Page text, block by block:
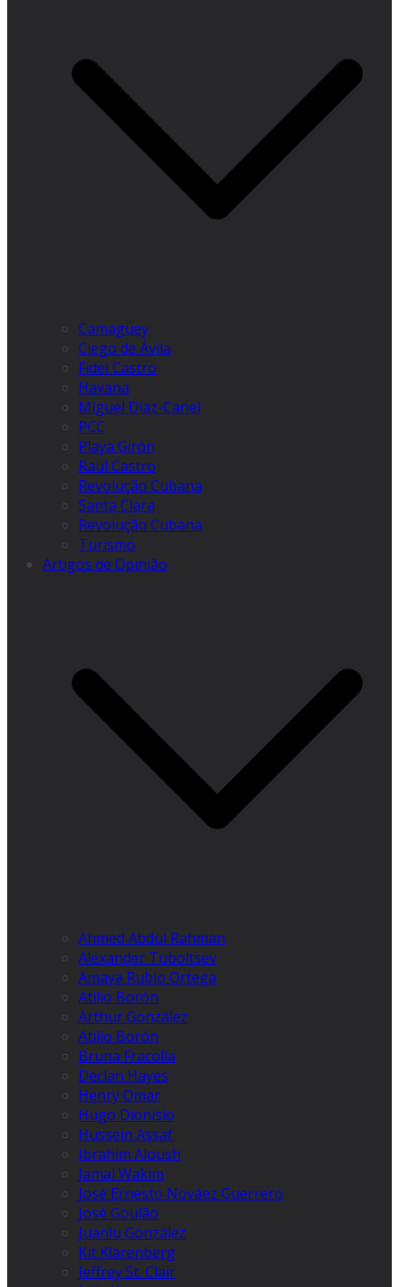
Camagüey
Ciego de Ávila
Fidel Castro
Havana
Miguel Díaz-Canel
PCC
Playa Girón
Raúl Castro
Revolução Cubana
Santa Clara
Revolução Cubana
Turismo
Artigos de Opinião
Ahmed Abdul Rahman
Alexander Tuboltsev
Amaya Rubio Ortega
Atilio Borón
Arthur González
Atilio Borón
Bruna Fracolla
Declan Hayes
Henry Omar
Hugo Dionísio
Hussein Assaf
Ibrahim Aloush
Jamal Wakim
José Ernesto Nováez Guerrero
José Goulão
Juanlu González
Kit Klarenberg
Jeffrey St. Clair